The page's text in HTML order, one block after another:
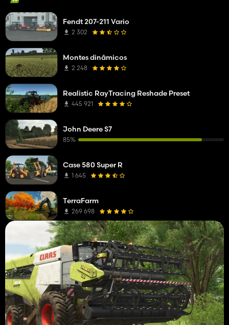
Fendt 207-211 Vario
2 302
Montes dinâmicos
2 248
Realistic RayTracing Reshade Preset
445 921
John Deere S7
85%
Case 580 Super R
1 645
TerraFarm
269 698